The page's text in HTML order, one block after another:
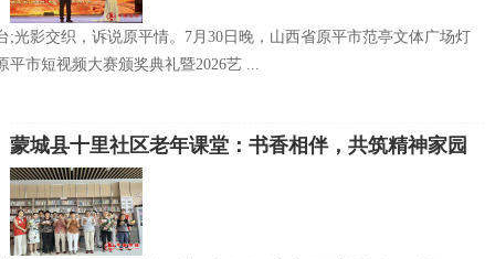
;光影交织，诉说原平情。7月30日晚，山西省原平市范亭文体广场灯
平市短视频大赛颁奖典礼暨2026艺 ...
蒙城县十里社区老年课堂：书香相伴，共筑精神家园